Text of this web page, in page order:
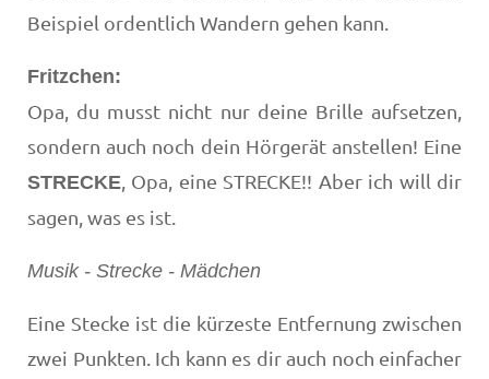
Beispiel ordentlich Wandern gehen kann.
Fritzchen:
Opa, du musst nicht nur deine Brille aufsetzen,
sondern auch noch dein Hörgerät anstellen! Eine
STRECKE , Opa, eine STRECKE!! Aber ich will dir
sagen, was es ist.
Musik - Strecke - Mädchen
Eine Stecke ist die kürzeste Entfernung zwischen
zwei Punkten. Ich kann es dir auch noch einfacher